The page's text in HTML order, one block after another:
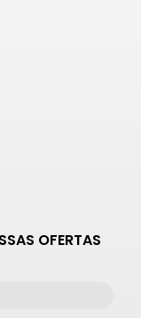
OFERTAS